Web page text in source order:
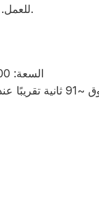
للعمل. منصة المشغل غير مشمولة في نطاق التسليم.
السعة: 1,500 - 2,500 صندوق/ساعة (قابلة للتعديل)